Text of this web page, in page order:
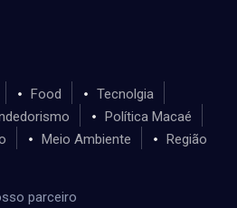
Food
Tecnolgia
Política Macaé
Meio Ambiente Região
parceiro